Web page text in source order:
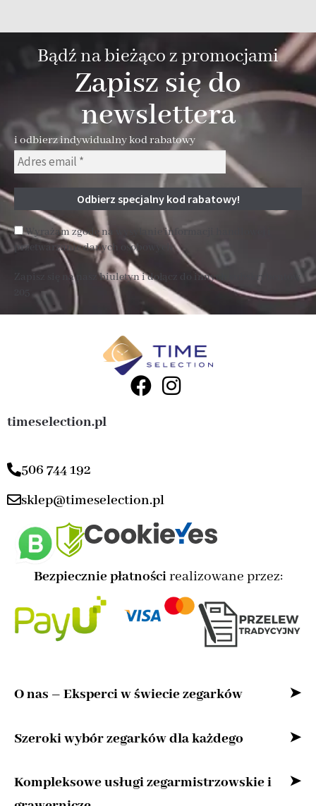
Bądź na bieżąco z promocjami
Zapisz się do
newslettera
i odbierz indywidualny kod rabatowy
Wyrażam zgodę na wysyłanie informacji handlowej i
przetwarzanie danych osobowych
Zapisz się na nasz biuletyn i dołącz do innych subskrybentów
timeselection.pl
506 744 192
sklep@timeselection.pl
Bezpiecznie płatnościrealizowane przez:
O nas – Eksperci w świecie zegarków
Witaj w naszym sklepie internetowym –
zegarków oraz osobach, które cenią precyzję,
Szeroki wybór zegarków dla każdego
Bez względu na to, czy szukasz zegarka
Kompleksowe usługi zegarmistrzowskie i